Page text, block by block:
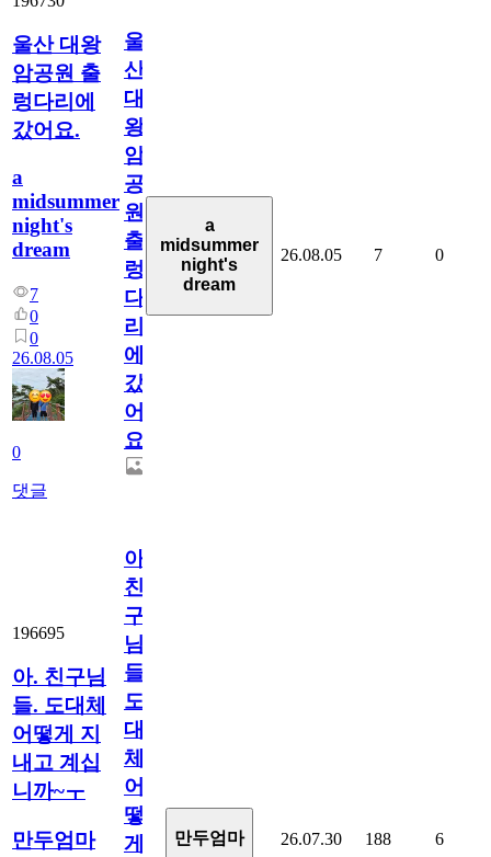
울산 대왕
암공원 출
렁다리에
갔어요.
a
midsummer
night's
dream
7
0
0
26.08.05
0
댓글
울
산
대
왕
암
공
원
출
렁
다
리
에
갔
어
요.
a
midsummer
night's
dream
26.08.05 7 0
196695
아. 친구님
들. 도대체
어떻게 지
내고 계십
니까~ㅜ
만두엄마
아.
친
구
님
들.
도
대
체
어
떻
게
만두엄마 26.07.30 188 6